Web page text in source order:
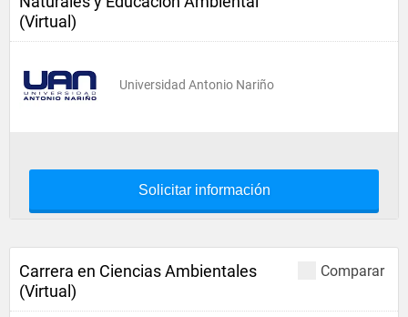
(Virtual)
Universidad Antonio Nariño
Solicitar información
Comparar
Carrera en Ciencias Ambientales
(Virtual)